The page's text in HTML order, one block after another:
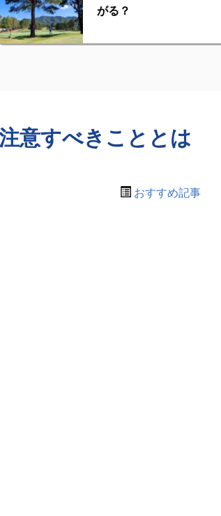
がる？
意すべきこととは
おすすめ記事